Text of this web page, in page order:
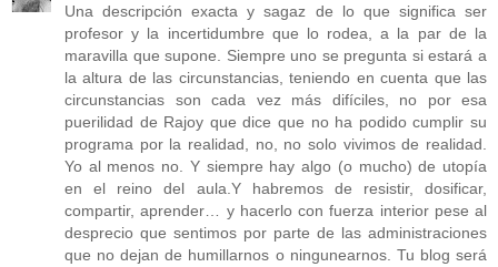
Una descripción exacta y sagaz de lo que significa ser
profesor y la incertidumbre que lo rodea, a la par de la
maravilla que supone. Siempre uno se pregunta si estará a
la altura de las circunstancias, teniendo en cuenta que las
circunstancias son cada vez más difíciles, no por esa
puerilidad de Rajoy que dice que no ha podido cumplir su
programa por la realidad, no, no solo vivimos de realidad.
Yo al menos no. Y siempre hay algo (o mucho) de utopía
en el reino del aula.Y habremos de resistir, dosificar,
compartir, aprender… y hacerlo con fuerza interior pese al
desprecio que sentimos por parte de las administraciones
que no dejan de humillarnos o ningunearnos. Tu blog será